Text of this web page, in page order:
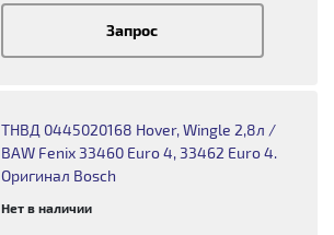
Запрос
ТНВД 0445020168 Hover, Wingle 2,8л /
BAW Fenix 33460 Euro 4, 33462 Euro 4.
Оригинал Bosch
Нет в наличии